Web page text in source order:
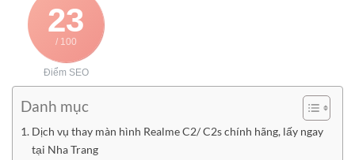
23
/ 100
Điểm SEO
Danh mục
Dịch vụ thay màn hình Realme C2/ C2s chính hãng, lấy ngay
tại Nha Trang